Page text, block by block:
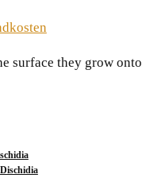
surface they grow onto
Dischidia